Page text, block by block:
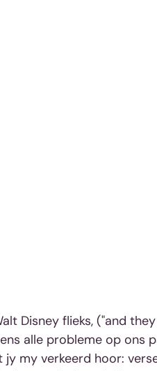
Disney flieks, ("and
alle probleme op ons
my verkeerd hoor: